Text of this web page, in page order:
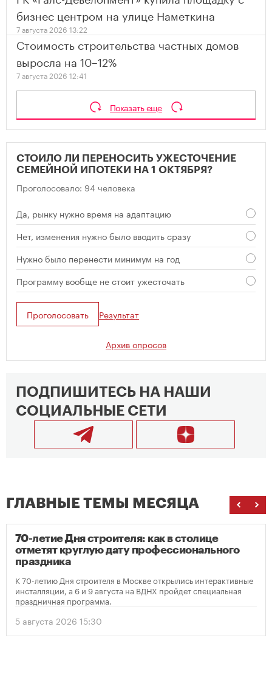
бизнес центром на улице Наметкина
7 августа 2026 13:22
Стоимость строительства частных домов
выросла на 10–12%
7 августа 2026 12:41
Показать еще
СТОИЛО ЛИ ПЕРЕНОСИТЬ УЖЕСТОЧЕНИЕ
СЕМЕЙНОЙ ИПОТЕКИ НА 1 ОКТЯБРЯ?
Проголосовало: 94 человека
Да, рынку нужно время на адаптацию
Нет, изменения нужно было вводить сразу
Нужно было перенести минимум на год
Программу вообще не стоит ужесточать
Проголосовать Результат
Архив опросов
ПОДПИШИТЕСЬ НА НАШИ
СОЦИАЛЬНЫЕ СЕТИ
ГЛАВНЫЕ ТЕМЫ МЕСЯЦА
70-летие Дня строителя: как в столице
отметят круглую дату профессионального
праздника
К 70-летию Дня строителя в Москве открылись интерактивные
инсталляции, а 6 и 9 августа на ВДНХ пройдет специальная
праздничная программа.
5 августа 2026 15:30